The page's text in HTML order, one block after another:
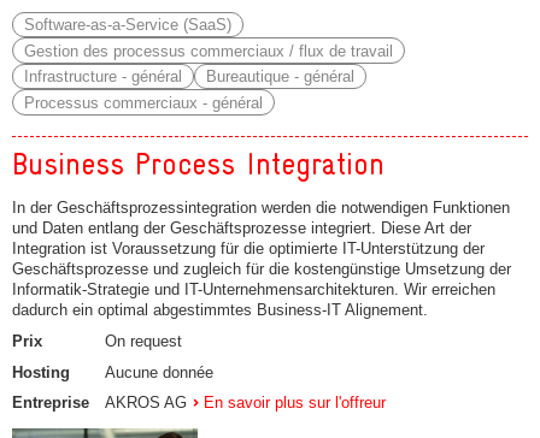
Software-as-a-Service (SaaS)
Gestion des processus commerciaux / flux de travail
Infrastructure - général
Bureautique - général
Processus commerciaux - général
Business Process Integration
In der Geschäftsprozessintegration werden die notwendigen Funktionen
und Daten entlang der Geschäftsprozesse integriert. Diese Art der
Integration ist Voraussetzung für die optimierte IT-Unterstützung der
Geschäftsprozesse und zugleich für die kostengünstige Umsetzung der
Informatik-Strategie und IT-Unternehmensarchitekturen. Wir erreichen
dadurch ein optimal abgestimmtes Business-IT Alignement.
Prix
On request
Hosting
Aucune donnée
Entreprise
AKROS AG En savoir plus sur l'offreur